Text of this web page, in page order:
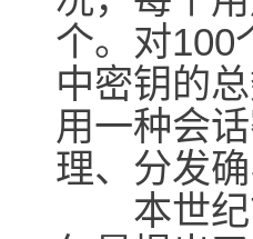
个。对100
中密钥的
用一种会
理、分发
本世纪